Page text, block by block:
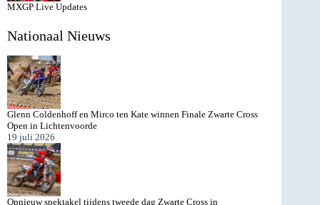
MXGP Live Updates
Nationaal Nieuws
Glenn Coldenhoff en Mirco ten Kate winnen Finale Zwarte Cross
Open in Lichtenvoorde
19 juli 2026
Opnieuw spektakel tijdens tweede dag Zwarte Cross in